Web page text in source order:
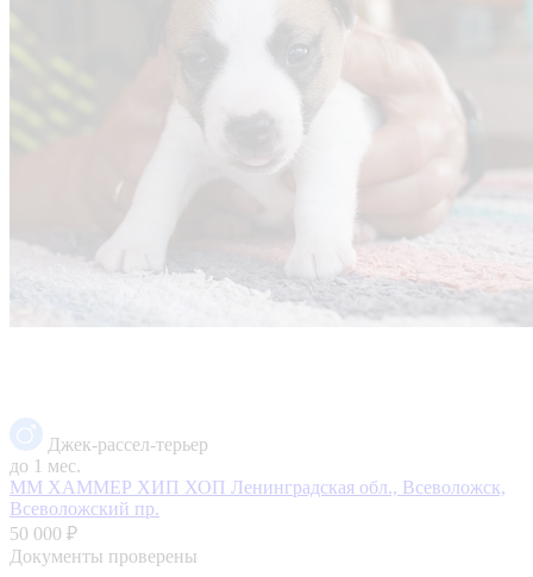
Джек-рассел-терьер
до 1 мес.
ММ ХАММЕР ХИП ХОП Ленинградская обл., Всеволожск,
Всеволожский пр.
50 000 ₽
Документы проверены